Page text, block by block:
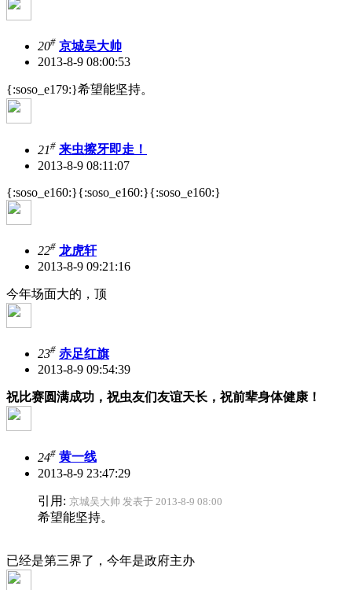
20# 京城吴大帅
2013-8-9 08:00:53
{:soso_e179:}希望能坚持。
21# 来虫擦牙即走！
2013-8-9 08:11:07
{:soso_e160:}{:soso_e160:}{:soso_e160:}
22# 龙虎轩
2013-8-9 09:21:16
今年场面大的，顶
23# 赤足红旗
2013-8-9 09:54:39
祝比赛圆满成功，祝虫友们友谊天长，祝前辈身体健康！
24# 黄一线
2013-8-9 23:47:29
引用: 京城吴大帅 发表于 2013-8-9 08:00
希望能坚持。
已经是第三界了，今年是政府主办